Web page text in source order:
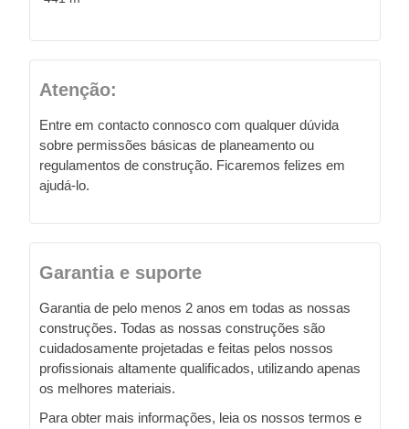
Atenção:
Entre em contacto connosco com qualquer dúvida
sobre permissões básicas de planeamento ou
regulamentos de construção. Ficaremos felizes em
ajudá-lo.
Garantia e suporte
Garantia de pelo menos 2 anos em todas as nossas
construções. Todas as nossas construções são
cuidadosamente projetadas e feitas pelos nossos
profissionais altamente qualificados, utilizando apenas
os melhores materiais.
Para obter mais informações, leia os nossos termos e